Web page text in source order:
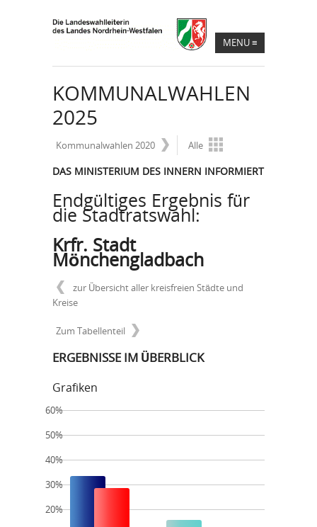
MENU≡
KOMMUNALWAHLEN
2025
Kommunalwahlen 2020 Alle
DAS MINISTERIUM DES INNERN INFORMIERT
Endgültiges Ergebnis für
die Stadtratswahl:
Krfr. Stadt
Mönchengladbach
zur Übersicht aller kreisfreien Städte und
Kreise
Zum Tabellenteil
ERGEBNISSE IM ÜBERBLICK
Grafiken
60%
50%
40%
30%
20%